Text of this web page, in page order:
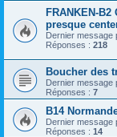
FRANKEN-
presque
Dernier message
Réponses : 218
Boucher des
Dernier message
Réponses : 7
B14
Dernier message
Réponses : 14